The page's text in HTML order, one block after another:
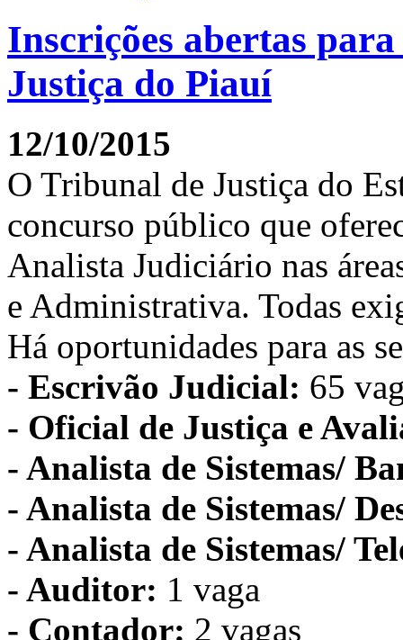
Inscrições abertas
Justiça do Piauí
12/10/2015
O Tribunal de Justiça do
concurso público que
Analista Judiciário nas
e Administrativa. Todas
Há oportunidades para as
- Escrivão Judicial: 65
- Oficial de Justiça e
- Analista de Sistemas/
- Analista de Sistemas/
- Analista de Sistemas/
- Auditor: 1 vaga
- Contador: 2 vagas